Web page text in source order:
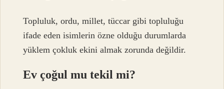
Topluluk, ordu, millet, tüccar gibi topluluğu
ifade eden isimlerin özne olduğu durumlarda
yüklem çokluk ekini almak zorunda değildir.
Ev çoğul mu tekil mi?